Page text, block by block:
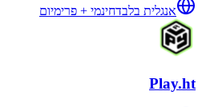
אנגלית בלבדחינמי + פרימיום
Play.ht